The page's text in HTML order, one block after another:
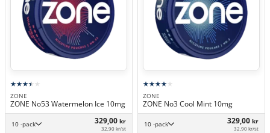
ZONE
ZONE No53 Watermelon Ice 10mg
10 -pack 329,00 kr
32,90 kr/st
ZONE
ZONE No3 Cool Mint 10mg
10 -pack 329,00 kr
32,90 kr/st